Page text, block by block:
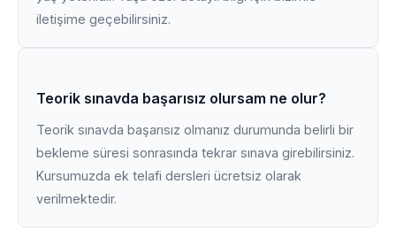
iletişime geçebilirsiniz.
Teorik sınavda başarısız olursam ne olur?
Teorik sınavda başarısız olmanız durumunda belirli bir
bekleme süresi sonrasında tekrar sınava girebilirsiniz.
Kursumuzda ek telafi dersleri ücretsiz olarak
verilmektedir.